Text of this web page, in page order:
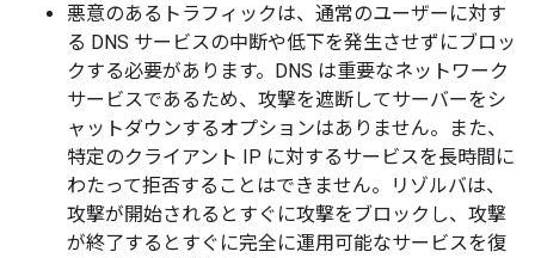
悪意のあるトラフィックは、通常のユーザーに対す
る DNS サービスの中断や低下を発生させずにブロッ
クする必要があります。DNS は重要なネットワーク
サービスであるため、攻撃を遮断してサーバーをシ
ャットダウンするオプションはありません。また、
特定のクライアント IP に対するサービスを長時間に
わたって拒否することはできません。リゾルバは、
攻撃が開始されるとすぐに攻撃をブロックし、攻撃
が終了するとすぐに完全に運用可能なサービスを復